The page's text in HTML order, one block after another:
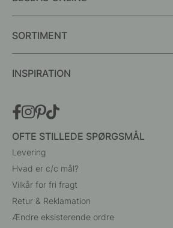
SORTIMENT
INSPIRATION
OFTE STILLEDE SPØRGSMÅL
Levering
Hvad er c/c mål?
Vilkår for fri fragt
Retur & Reklamation
Ændre eksisterende ordre